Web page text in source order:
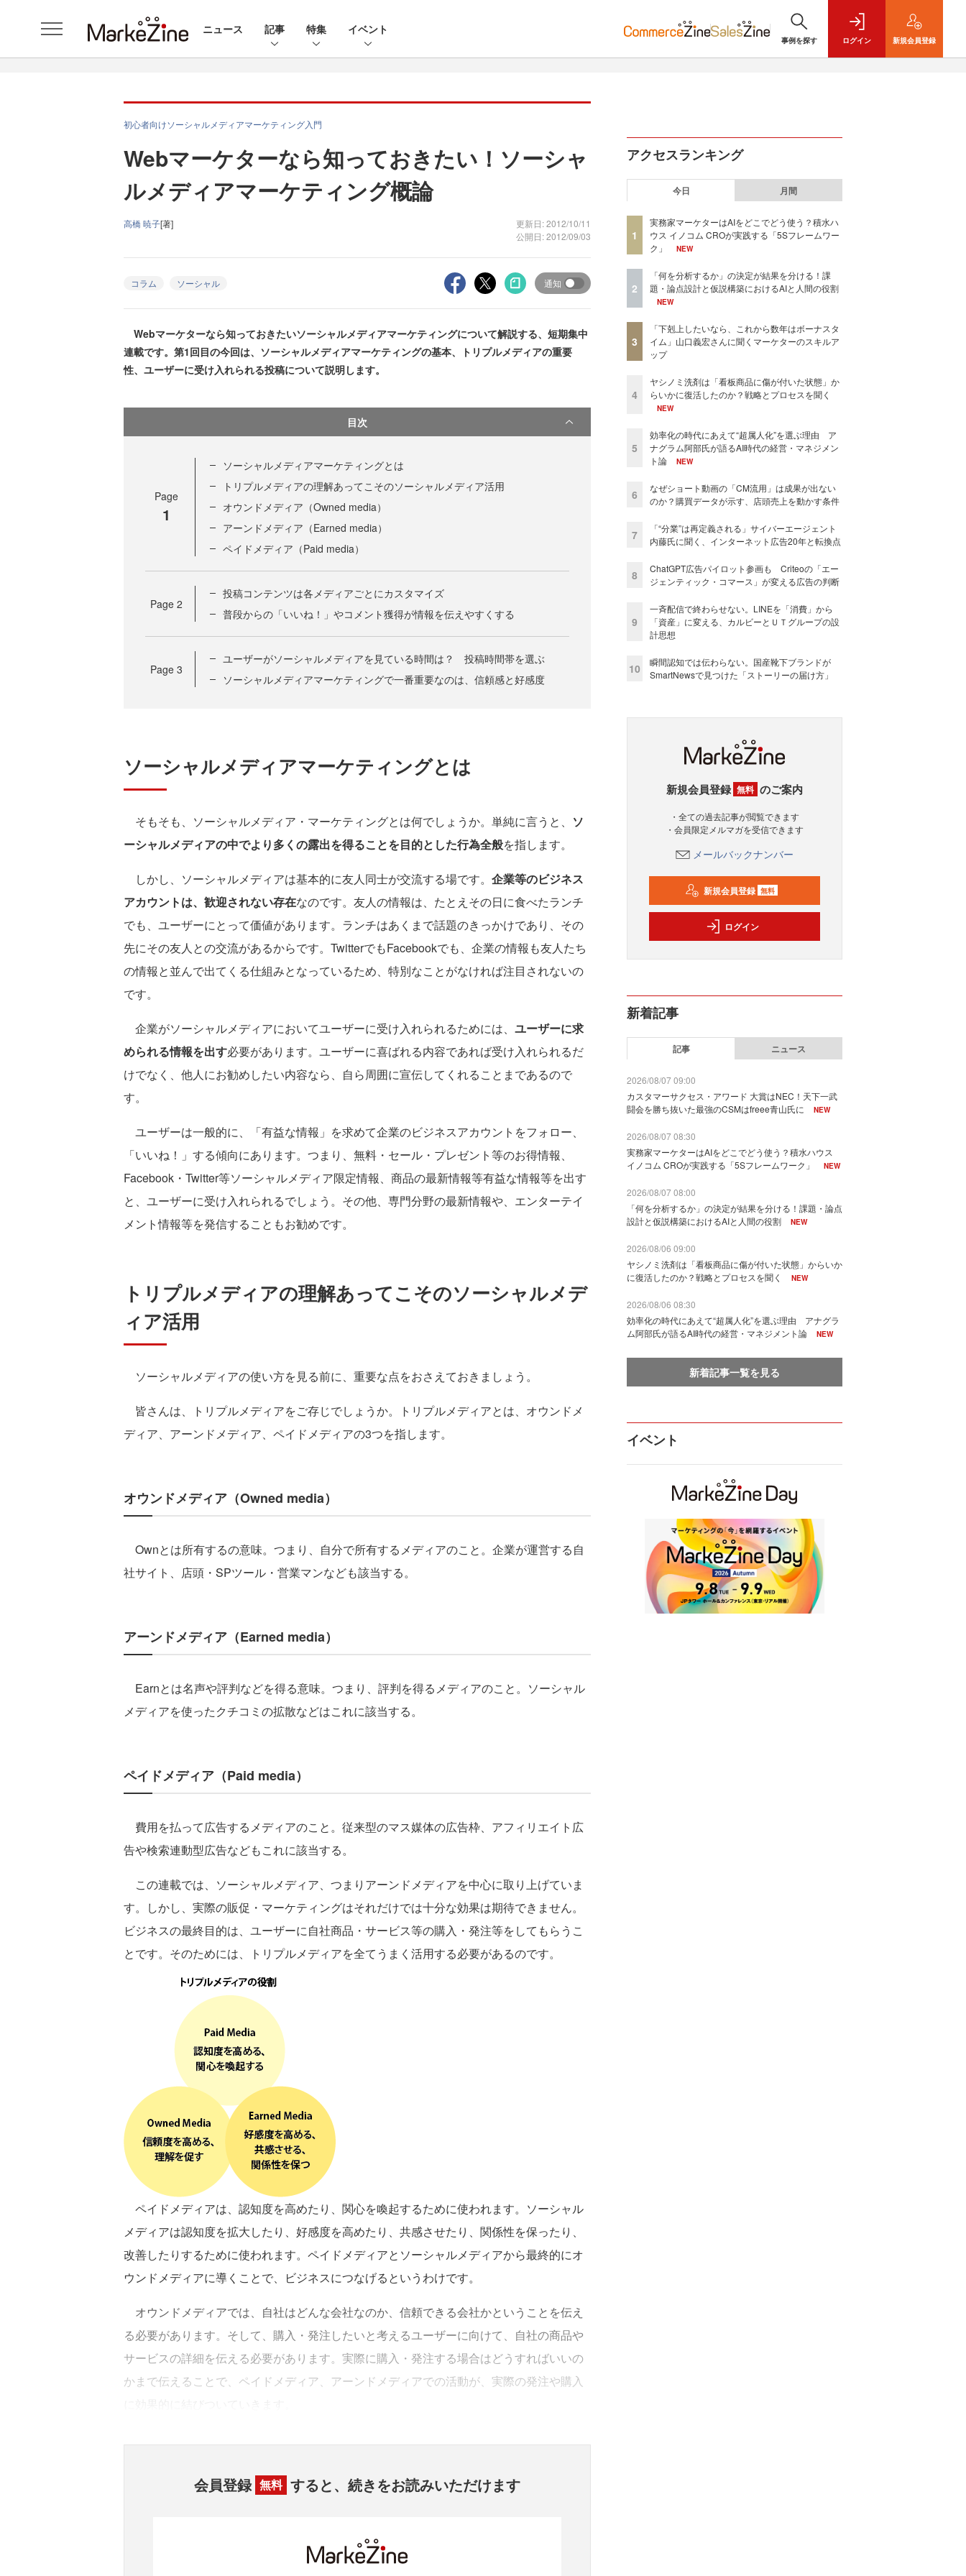
ニュース 記事 特集 イベント
事例を探す ログイン 新規会員登録
初心者向けソーシャルメディアマーケティング入門
Webマーケターなら知っておきたい！ソーシャ
ルメディアマーケティング概論
高橋 暁子[著]
更新日: 2012/10/11
公開日: 2012/09/03
コラム ソーシャル 通知
Webマーケターなら知っておきたいソーシャルメディアマーケティングについて解説する、短期集中
連載です。第1回目の今回は、ソーシャルメディアマーケティングの基本、トリプルメディアの重要
性、ユーザーに受け入れられる投稿について説明します。
目次
Page
1
ソーシャルメディアマーケティングとは
トリプルメディアの理解あってこそのソーシャルメディア活用
オウンドメディア（Owned media）
アーンドメディア（Earned media）
ペイドメディア（Paid media）
Page 2
投稿コンテンツは各メディアごとにカスタマイズ
普段からの「いいね！」やコメント獲得が情報を伝えやすくする
Page 3
ユーザーがソーシャルメディアを見ている時間は？ 投稿時間帯を選ぶ
ソーシャルメディアマーケティングで一番重要なのは、信頼感と好感度
ソーシャルメディアマーケティングとは
そもそも、ソーシャルメディア・マーケティングとは何でしょうか。単純に言うと、 ソ
ーシャルメディアの中でより多くの露出を得ることを目的とした行為全般を指します。
しかし、ソーシャルメディアは基本的に友人同士が交流する場です。 企業等のビジネス
アカウントは、歓迎されない存在なのです。友人の情報は、たとえその日に食べたランチ
でも、ユーザーにとって価値があります。ランチはあくまで話題のきっかけであり、その
先にその友人との交流があるからです。TwitterでもFacebookでも、企業の情報も友人たち
の情報と並んで出てくる仕組みとなっているため、特別なことがなければ注目されないの
です。
企業がソーシャルメディアにおいてユーザーに受け入れられるためには、 ユーザーに求
められる情報を出す必要があります。ユーザーに喜ばれる内容であれば受け入れられるだ
けでなく、他人にお勧めしたい内容なら、自ら周囲に宣伝してくれることまであるので
す。
ユーザーは一般的に、「有益な情報」を求めて企業のビジネスアカウントをフォロー、
「いいね！」する傾向にあります。つまり、無料・セール・プレゼント等のお得情報、
Facebook・Twitter等ソーシャルメディア限定情報、商品の最新情報等有益な情報等を出す
と、ユーザーに受け入れられるでしょう。その他、専門分野の最新情報や、エンターテイ
メント情報等を発信することもお勧めです。
トリプルメディアの理解あってこそのソーシャルメデ
ィア活用
ソーシャルメディアの使い方を見る前に、重要な点をおさえておきましょう。
皆さんは、トリプルメディアをご存じでしょうか。トリプルメディアとは、オウンドメ
ディア、アーンドメディア、ペイドメディアの3つを指します。
オウンドメディア（Owned media）
Ownとは所有するの意味。つまり、自分で所有するメディアのこと。企業が運営する自
社サイト、店頭・SPツール・営業マンなども該当する。
アーンドメディア（Earned media）
Earnとは名声や評判などを得る意味。つまり、評判を得るメディアのこと。ソーシャル
メディアを使ったクチコミの拡散などはこれに該当する。
ペイドメディア（Paid media）
費用を払って広告するメディアのこと。従来型のマス媒体の広告枠、アフィリエイト広
告や検索連動型広告などもこれに該当する。
この連載では、ソーシャルメディア、つまりアーンドメディアを中心に取り上げていま
す。しかし、実際の販促・マーケティングはそれだけでは十分な効果は期待できません。
ビジネスの最終目的は、ユーザーに自社商品・サービス等の購入・発注等をしてもらうこ
とです。そのためには、トリプルメディアを全てうまく活用する必要があるのです。
ペイドメディアは、認知度を高めたり、関心を喚起するために使われます。ソーシャル
メディアは認知度を拡大したり、好感度を高めたり、共感させたり、関係性を保ったり、
改善したりするために使われます。ペイドメディアとソーシャルメディアから最終的にオ
ウンドメディアに導くことで、ビジネスにつなげるというわけです。
オウンドメディアでは、自社はどんな会社なのか、信頼できる会社かということを伝え
る必要があります。そして、購入・発注したいと考えるユーザーに向けて、自社の商品や
サービスの詳細を伝える必要があります。実際に購入・発注する場合はどうすればいいの
かまで伝えることで、ペイドメディア、アーンドメディアでの活動が、実際の発注や購入
会員登録 無料 すると、続きをお読みいただけます
アクセスランキング
今日 月間
1
実務家マーケターはAIをどこでどう使う？積水ハ
ウス イノコム CROが実践する「5Sフレームワー
ク」
NEW
2
「何を分析するか」の決定が結果を分ける！課
題・論点設計と仮説構築におけるAIと人間の役割
NEW
3
「下剋上したいなら、これから数年はボーナスタ
イム」山口義宏さんに聞くマーケターのスキルア
ップ
4
ヤシノミ洗剤は「看板商品に傷が付いた状態」か
らいかに復活したのか？戦略とプロセスを聞く
NEW
5
効率化の時代にあえて“超属人化”を選ぶ理由 ア
ナグラム阿部氏が語るAI時代の経営・マネジメン
ト論
NEW
6
なぜショート動画の「CM流用」は成果が出ない
のか？購買データが示す、店頭売上を動かす条件
7
「“分業”は再定義される」サイバーエージェント
内藤氏に聞く、インターネット広告20年と転換点
8
ChatGPT広告パイロット参画も Criteoの「エー
ジェンティック・コマース」が変える広告の判断
9
一斉配信で終わらせない。LINEを「消費」から
「資産」に変える、カルビーとＵＴグループの設
計思想
10
瞬間認知では伝わらない。国産靴下ブランドが
SmartNewsで見つけた「ストーリーの届け方」
新規会員登録 無料 のご案内
・全ての過去記事が閲覧できます
・会員限定メルマガを受信できます
メールバックナンバー
新規会員登録 無料
ログイン
新着記事
記事 ニュース
2026/08/07 09:00
カスタマーサクセス・アワード 大賞はNEC！天下一武
闘会を勝ち抜いた最強のCSMはfreee青山氏に
NEW
2026/08/07 08:30
実務家マーケターはAIをどこでどう使う？積水ハウス
イノコム CROが実践する「5Sフレームワーク」
NEW
2026/08/07 08:00
「何を分析するか」の決定が結果を分ける！課題・論点
設計と仮説構築におけるAIと人間の役割
NEW
2026/08/06 09:00
ヤシノミ洗剤は「看板商品に傷が付いた状態」からいか
に復活したのか？戦略とプロセスを聞く
NEW
2026/08/06 08:30
効率化の時代にあえて“超属人化”を選ぶ理由 アナグラ
ム阿部氏が語るAI時代の経営・マネジメント論
NEW
新着記事一覧を見る
イベント